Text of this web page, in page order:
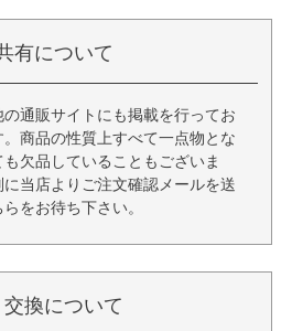
有について
通販サイトにも掲載を行ってお
商品の性質上すべて一点物とな
欠品していることもございま
当店よりご注文確認メールを送
をお待ち下さい。
換について